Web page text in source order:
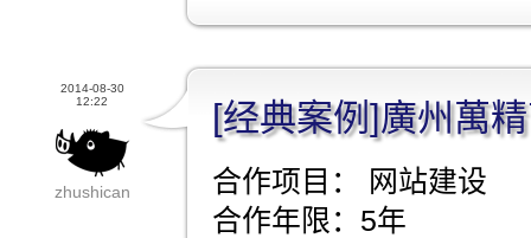
2014-08-30
12:22
zhushican
[经典案例]廣州萬
合作项目： 网站建设
合作年限：5年